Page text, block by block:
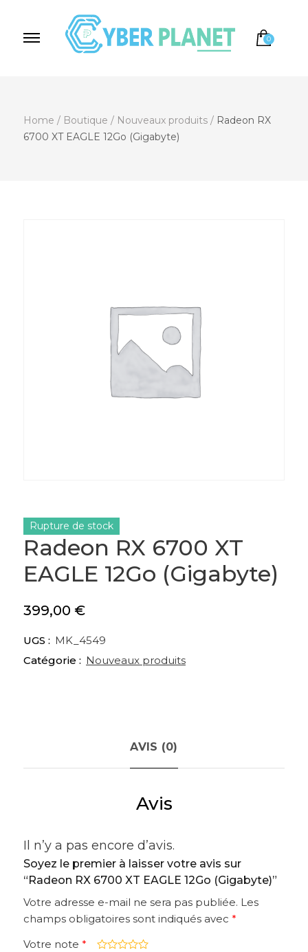
0
Home / Boutique / Nouveaux produits / Radeon RX
6700 XT EAGLE 12Go (Gigabyte)
Radeon RX 6700 XT
EAGLE 12Go (Gigabyte)
399,00 €
Rupture de stock
UGS : MK_4549
Catégorie : Nouveaux produits
AVIS (0)
Avis
Il n’y a pas encore d’avis.
Soyez le premier à laisser votre avis sur
“Radeon RX 6700 XT EAGLE 12Go (Gigabyte)”
Votre adresse e-mail ne sera pas publiée. Les
champs obligatoires sont indiqués avec *
Votre note *